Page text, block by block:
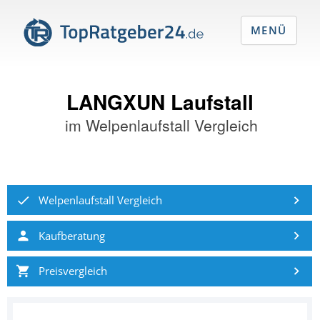
LANGXUN Laufstall
im Welpenlaufstall Vergleich
Welpenlaufstall Vergleich
Kaufberatung
Preisvergleich
MENÜ